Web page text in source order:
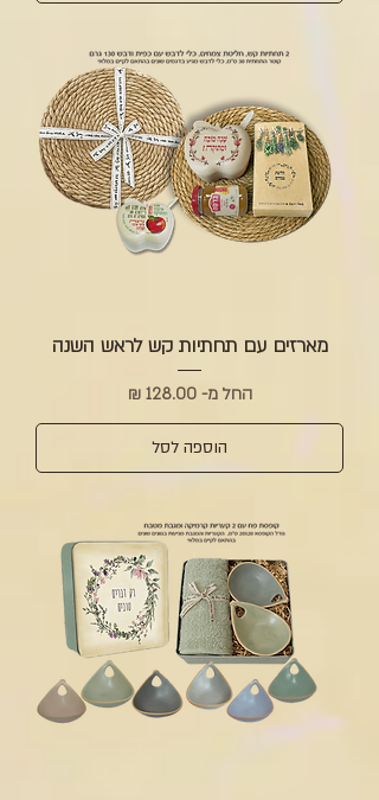
מארזים עם תחתיות קש לראש השנה
החל מ-
‏128.00 ‏₪
מחיר מבצע
הוספה לסל